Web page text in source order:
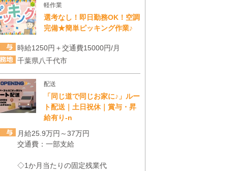
軽作業
選考なし！即日勤務OK！空調
完備★簡単ピッキング作業♪
時給1250円＋交通費15000円/月
千葉県八千代市
配送
「同じ道で同じお家に♪」ルー
ト配送｜土日祝休｜賞与・昇
給有り-n
月給25.9万円～37万円
交通費：一部支給
◇1か月当たりの固定残業代